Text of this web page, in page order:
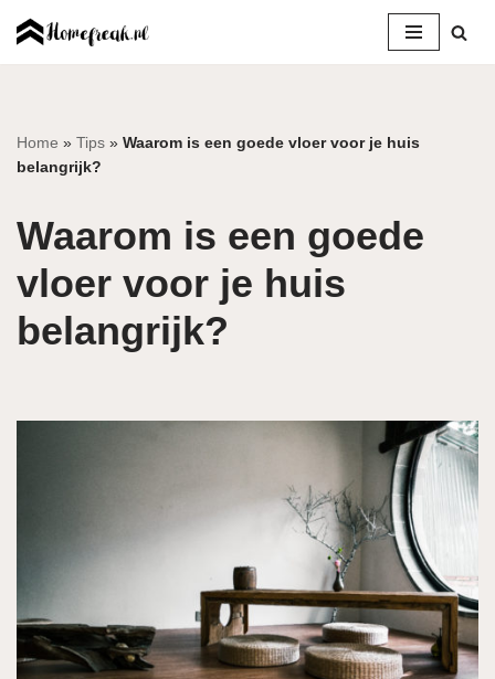
inhoud
Home » Tips » Waarom is een goede vloer voor je huis
belangrijk?
Waarom is een goede
vloer voor je huis
belangrijk?